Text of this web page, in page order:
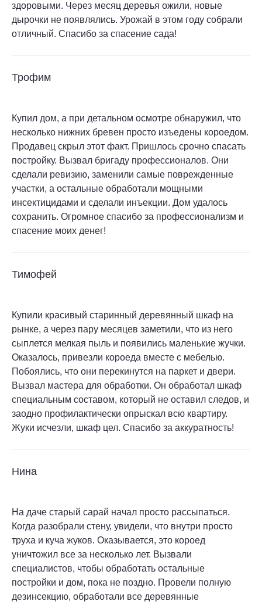
здоровыми. Через месяц деревья ожили, новые
дырочки не появлялись. Урожай в этом году собрали
отличный. Спасибо за спасение сада!
Трофим
Купил дом, а при детальном осмотре обнаружил, что
несколько нижних бревен просто изъедены короедом.
Продавец скрыл этот факт. Пришлось срочно спасать
постройку. Вызвал бригаду профессионалов. Они
сделали ревизию, заменили самые поврежденные
участки, а остальные обработали мощными
инсектицидами и сделали инъекции. Дом удалось
сохранить. Огромное спасибо за профессионализм и
спасение моих денег!
Тимофей
Купили красивый старинный деревянный шкаф на
рынке, а через пару месяцев заметили, что из него
сыплется мелкая пыль и появились маленькие жучки.
Оказалось, привезли короеда вместе с мебелью.
Побоялись, что они перекинутся на паркет и двери.
Вызвал мастера для обработки. Он обработал шкаф
специальным составом, который не оставил следов, и
заодно профилактически опрыскал всю квартиру.
Жуки исчезли, шкаф цел. Спасибо за аккуратность!
Нина
На даче старый сарай начал просто рассыпаться.
Когда разобрали стену, увидели, что внутри просто
труха и куча жуков. Оказывается, это короед
уничтожил все за несколько лет. Вызвали
специалистов, чтобы обработать остальные
постройки и дом, пока не поздно. Провели полную
дезинсекцию, обработали все деревянные